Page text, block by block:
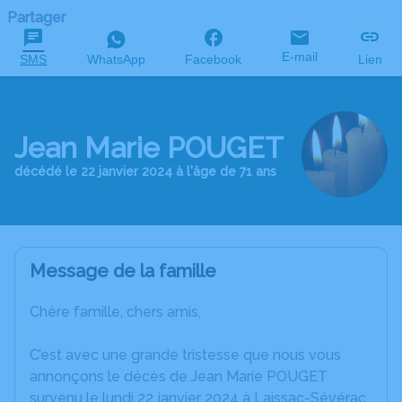
Partager
SMS WhatsApp Facebook E-mail Lien
Jean Marie POUGET
décédé le 22 janvier 2024 à l'âge de 71 ans
Message de la famille
Chère famille, chers amis,
C’est avec une grande tristesse que nous vous
annonçons le décès de Jean Marie POUGET
survenu le lundi 22 janvier 2024 à Laissac-Sévérac